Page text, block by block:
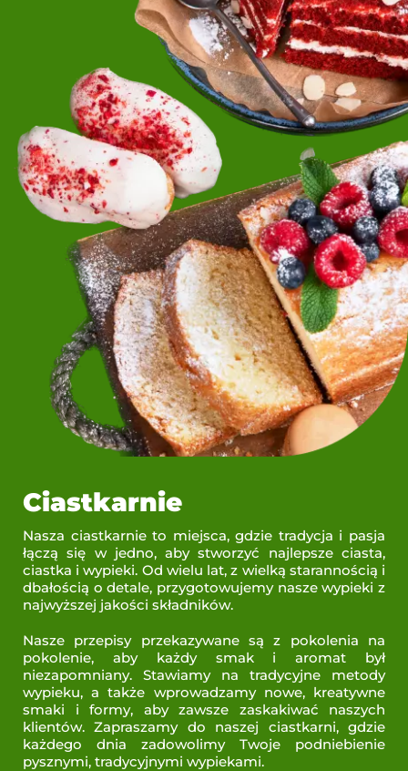
Ciastkarnie
Nasza ciastkarnie to miejsca, gdzie tradycja i pasja
łączą się w jedno, aby stworzyć najlepsze ciasta,
ciastka i wypieki. Od wielu lat, z wielką starannością i
dbałością o detale, przygotowujemy nasze wypieki z
najwyższej jakości składników.
Nasze przepisy przekazywane są z pokolenia na
pokolenie, aby każdy smak i aromat był
niezapomniany. Stawiamy na tradycyjne metody
wypieku, a także wprowadzamy nowe, kreatywne
smaki i formy, aby zawsze zaskakiwać naszych
klientów. Zapraszamy do naszej ciastkarni, gdzie
każdego dnia zadowolimy Twoje podniebienie
pysznymi, tradycyjnymi wypiekami.